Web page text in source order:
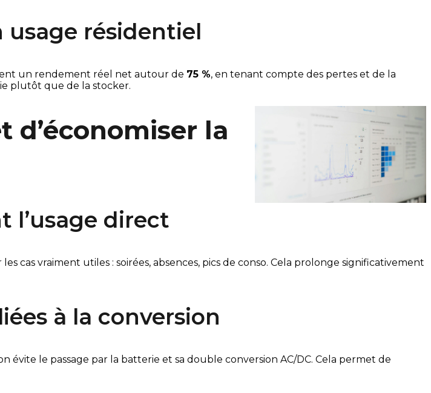
usage résidentiel
un rendement réel net autour de 75 %, en tenant compte des pertes et de la
plutôt que de la stocker.
d’économiser la
l’usage direct
cas vraiment utiles : soirées, absences, pics de conso. Cela prolonge significativement
à la conversion
le passage par la batterie et sa double conversion AC/DC. Cela permet de